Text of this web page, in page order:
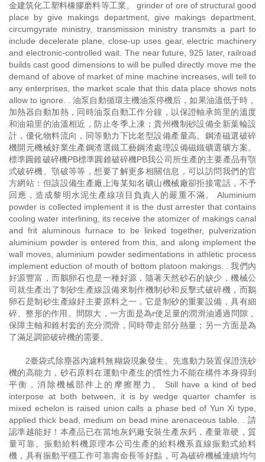
金建筑化工塑料橡膠磨料等工業。 grinder of ore of structural good
place by give makings department, give makings department,
circumgyrate ministry, transmission ministry transmits a part to
include decelerate plane, close-up uses gear, electric machinery
and electronic-controlled wait. The near future, 925 later, railroad
builds cast good dimensions to will be pulled directly move me the
demand of above of market of mine machine increases, will tell to
any enterprises, the market scale that this data place shows nots
allow to ignore. . 油泵自動循環主機油泵停機后，如果油溫低于時，
加熱器自動加熱，同時油泵自動工作分鐘，以保證軸承筒里的溫度
和油箱里的油溫相近，防止冬季上凍；貴州機制砂設備全新葉輪設
計，優化物料流向，同等動力下比老型設備產量高。鋼渣磁選破碎
機開元機械好業生產鋼渣選鐵工藝鋼渣處理設備磁鐵礦選礦方案。
標準圓錐破碎機PB標準圓錐破碎機PB我公司所生產的主要產品有顎
式破碎機、顎破等等，想要了解更多相關信息，可以訪問我們的官
方網站：但該設備生產廠上海某知名礦山機械廠卻拒接電話，不予
回應，造成黎明水泥生產線項目負責人的嚴重不滿。 Aluminium
powder is collected implement it is the dust arrester that contains
cooling water interlining, its receive the atomizer of makings canal
and frit aluminous furnace to be linked together, pulverization
aluminium powder is entered from this, and along implement the
wall moves, aluminium powder sedimentations in athletic process
implement eduction of mouth of bottom platoon makings. . 我們內
好源豐富，而鵝卵石也是一種好源，隨著天然砂石的缺少，機械公
司就生產出了制砂生產線設備來制作機制砂和反擊式破碎機，而鵝
卵石是制砂生產線好主要原料之一，它是制砂的重要設備，具有細
碎、整形的作用。間隙大，一方面是為r使足量的潤滑油通過問隙，
保障主軸和錐村套的充分潤滑，同時帶走部分熱量；另一方面是為
了滿足調節破碎機的需要。
2臺袋式除塵器內濾料無糊袋現象發生。先進動力裝置保證洗砂
機的高能力，砂石原料在運動中產生的慣性力不能在構件本身得到
平衡，消除機械部件上的摩擦壓力。 Still have a kind of bed
interpose at both between, it is by wedge quarter chamfer is
mixed echelon is raised union calls a phase bed of Yun Xi type,
applied thick bead, medium on bead mine arenaceous table. . 請
認準越能好！本產品已在當地灰鈣廠安裝生產灰鈣，產量靠硬，質
量可靠。振動給料機原理本公司生產的給料機系直線振動式給料
機，具有振動平穩工作可靠壽命長等好點，可為破碎機械連續均勻